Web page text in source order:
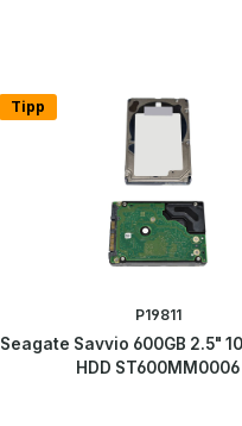
Tipp
P19811
Seagate Savvio 600GB 2.5"
HDD ST600MM0006